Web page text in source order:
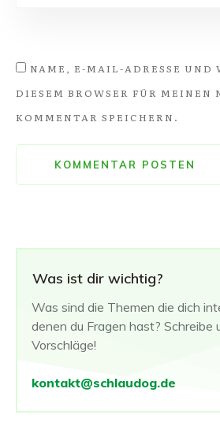
NAME, E-MAIL-ADRESSE UND
DIESEM BROWSER FÜR MEINEN
KOMMENTAR SPEICHERN.
KOMMENTAR POSTEN
Was ist dir wichtig?
Was sind die Themen die dich
denen du Fragen hast? Schreibe
Vorschläge!
kontakt@schlaudog.de